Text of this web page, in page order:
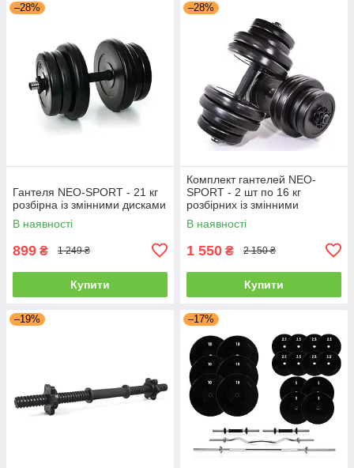
–28%
Гантеля NEO-SPORT - 21 кг
розбірна із змінними дисками
В наявності
899 ₴ 1 249 ₴
Купити
–28%
Комплект гантелей NEO-
SPORT - 2 шт по 16 кг
розбірних із змінними
дисками
В наявності
1 550 ₴ 2 150 ₴
Купити
–19% –17%